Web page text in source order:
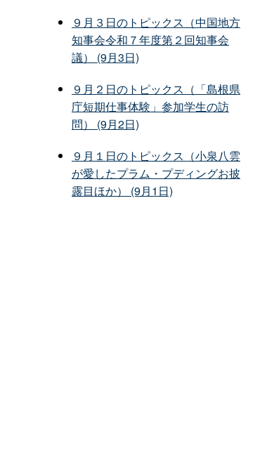
９月３日のトピックス（中国地方
知事会令和７年度第２回知事会
議） (9月3日)
９月２日のトピックス（「島根県
庁短期仕事体験」参加学生の訪
問） (9月2日)
９月１日のトピックス（小泉八雲
が愛したプラム・プディングお披
露目ほか） (9月1日)